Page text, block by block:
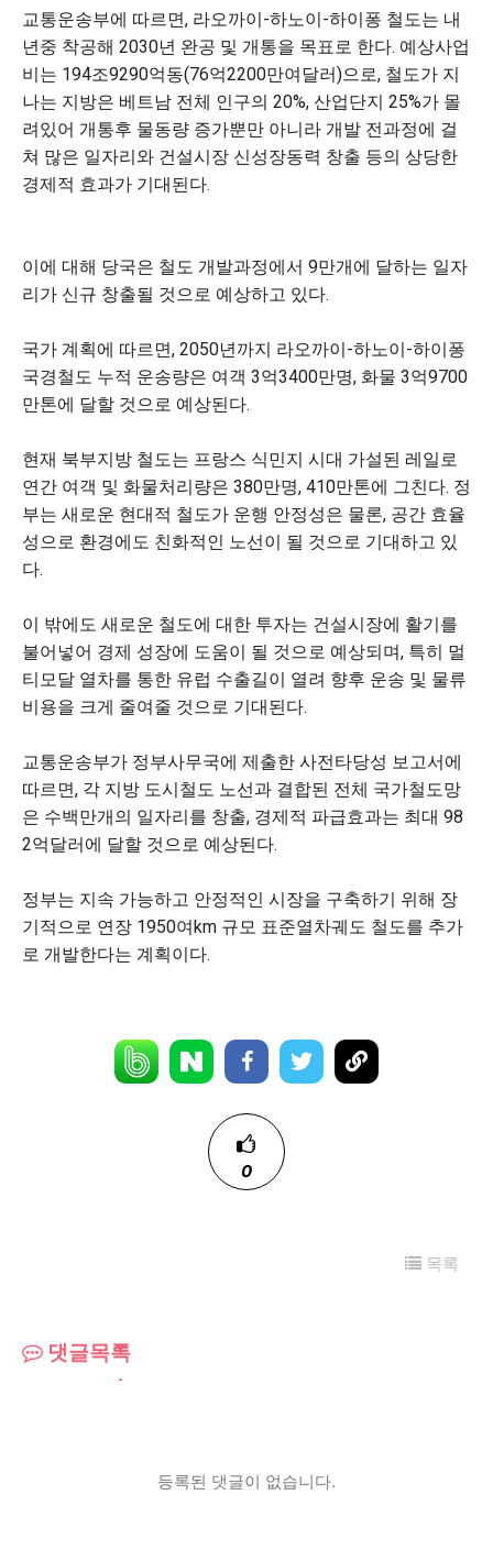
교통운송부에 따르면, 라오까이-하노이-하이퐁 철도는 내
년중 착공해 2030년 완공 및 개통을 목표로 한다. 예상사업
비는 194조9290억동(76억2200만여달러)으로, 철도가 지
나는 지방은 베트남 전체 인구의 20%, 산업단지 25%가 몰
려있어 개통후 물동량 증가뿐만 아니라 개발 전과정에 걸
쳐 많은 일자리와 건설시장 신성장동력 창출 등의 상당한
경제적 효과가 기대된다.
이에 대해 당국은 철도 개발과정에서 9만개에 달하는 일자
리가 신규 창출될 것으로 예상하고 있다.
국가 계획에 따르면, 2050년까지 라오까이-하노이-하이퐁
국경철도 누적 운송량은 여객 3억3400만명, 화물 3억9700
만톤에 달할 것으로 예상된다.
현재 북부지방 철도는 프랑스 식민지 시대 가설된 레일로
연간 여객 및 화물처리량은 380만명, 410만톤에 그친다. 정
부는 새로운 현대적 철도가 운행 안정성은 물론, 공간 효율
성으로 환경에도 친화적인 노선이 될 것으로 기대하고 있
다.
이 밖에도 새로운 철도에 대한 투자는 건설시장에 활기를
불어넣어 경제 성장에 도움이 될 것으로 예상되며, 특히 멀
티모달 열차를 통한 유럽 수출길이 열려 향후 운송 및 물류
비용을 크게 줄여줄 것으로 기대된다.
교통운송부가 정부사무국에 제출한 사전타당성 보고서에
따르면, 각 지방 도시철도 노선과 결합된 전체 국가철도망
은 수백만개의 일자리를 창출, 경제적 파급효과는 최대 98
2억달러에 달할 것으로 예상된다.
정부는 지속 가능하고 안정적인 시장을 구축하기 위해 장
기적으로 연장 1950여km 규모 표준열차궤도 철도를 추가
로 개발한다는 계획이다.
0
목록
댓글목록
등록된 댓글이 없습니다.